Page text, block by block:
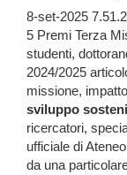
8-set-2025
5 Premi Terza
studenti,
2024/2025
missione,
sviluppo
ricercatori,
ufficiale di
da una